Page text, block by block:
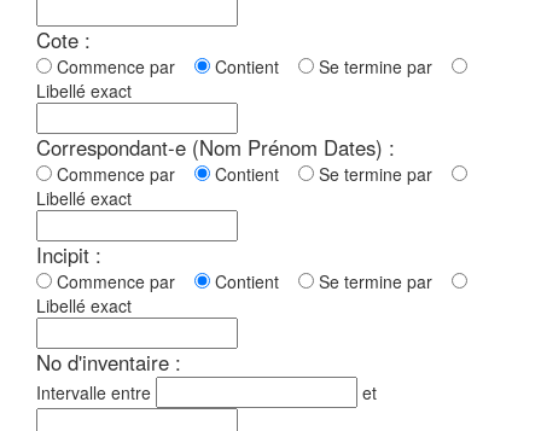
Cote :
Commence par Contient
Se termine par
Libellé exact
Correspondant-e (Nom Prénom Dates) :
Commence par Contient
Se termine par
Libellé exact
Incipit :
Commence par Contient
Se termine par
Libellé exact
No d'inventaire :
Intervalle entre et